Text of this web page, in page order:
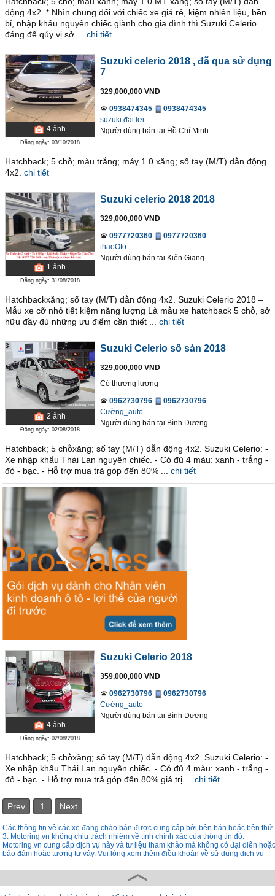
động 4x2. * Nhìn chung đối với chiếc xe giá rẻ, kiệm nhiên liệu, bền
bỉ, nhập khẩu nguyên chiếc giành cho gia đình thì Suzuki Celerio
đáng để qúy vị sở ...
chi tiết
4 ảnh
Đăng ngày: 03/10/2018
Suzuki celerio 2018 , đã qua sử dụng
7
329,000,000 VND
0938474345
0938474345
suzuki đại lợi
Người dùng bán tại Hồ Chí Minh
Hatchback; 5 chỗ; màu trắng; máy 1.0 xăng; số tay (M/T) dẫn động
4x2. chi tiết
1 ảnh
Đăng ngày: 31/08/2018
Suzuki celerio 2018 2018
329,000,000 VND
0977720360
0977720360
thaoOto
Người dùng bán tại Kiên Giang
Hatchbackxăng; số tay (M/T) dẫn động 4x2. Suzuki Celerio 2018 –
Mẫu xe cỡ nhỏ tiết kiệm năng lượng Là mẫu xe hatchback 5 chỗ, sở
hữu đầy đủ những ưu điểm cần thiết ...
chi tiết
2 ảnh
Đăng ngày: 02/08/2018
Suzuki Celerio số sàn 2018
329,000,000 VND
Có thương lượng
0962730796
0962730796
Cường_auto
Người dùng bán tại Bình Dương
Hatchback; 5 chỗxăng; số tay (M/T) dẫn động 4x2. Suzuki Celerio: -
Xe nhập khẩu Thái Lan nguyên chiếc. - Có đủ 4 màu: xanh - trắng -
đỏ - bạc. - Hỗ trợ mua trả góp đến 80% ...
chi tiết
4 ảnh
Đăng ngày: 02/08/2018
Suzuki Celerio 2018
359,000,000 VND
0962730796
0962730796
Cường_auto
Người dùng bán tại Bình Dương
Hatchback; 5 chỗxăng; số tay (M/T) dẫn động 4x2. Suzuki Celerio: -
Xe nhập khẩu Thái Lan nguyên chiếc. - Có đủ 4 màu: xanh - trắng -
đỏ - bạc. - Hỗ trợ mua trả góp đến 80% giá trị ...
chi tiết
Prev 1 Next
Các thông tin về các xe đang chào bán được cung cấp bởi bên bán hoặc bên thứ
3. Motoring.vn không chịu trách nhiệm về tính chính xác của thông tin đó.
Motoring.vn cung cấp dịch vụ này và tư liệu tham khảo mà không có đại diên hoặc
bảo đảm hoặc tương tư vậy. Vui lòng xem thêm điều khoản về sử dụng dịch vụ